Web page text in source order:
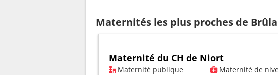
Maternités les plus proches de
Maternité du CH de Niort
Maternité publique Maternité de